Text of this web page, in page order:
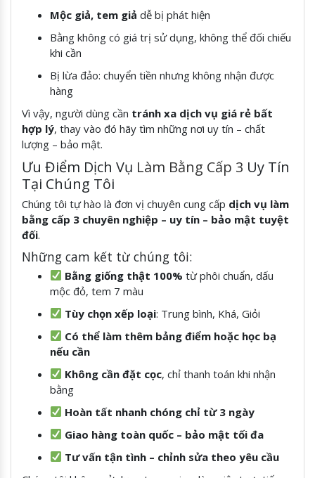
Mộc giả, tem giả dễ bị phát hiện
Bằng không có giá trị sử dụng, không thể đối chiếu
khi cần
Bị lừa đảo: chuyển tiền nhưng không nhận được
hàng
Vì vậy, người dùng cần tránh xa dịch vụ giá rẻ bất
hợp lý, thay vào đó hãy tìm những nơi uy tín – chất
lượng – bảo mật.
Ưu Điểm Dịch Vụ Làm Bằng Cấp 3 Uy Tín
Tại Chúng Tôi
Chúng tôi tự hào là đơn vị chuyên cung cấp dịch vụ làm
bằng cấp 3 chuyên nghiệp – uy tín – bảo mật tuyệt
đối.
Những cam kết từ chúng tôi:
Bằng giống thật 100% từ phôi chuẩn, dấu
mộc đỏ, tem 7 màu
Tùy chọn xếp loại: Trung bình, Khá, Giỏi
Có thể làm thêm bảng điểm hoặc học bạ
nếu cần
Không cần đặt cọc, chỉ thanh toán khi nhận
bằng
Hoàn tất nhanh chóng chỉ từ 3 ngày
Giao hàng toàn quốc – bảo mật tối đa
Tư vấn tận tình – chỉnh sửa theo yêu cầu